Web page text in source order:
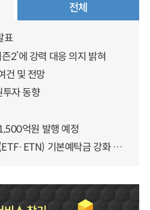
전체
표
2’에 강력 대응 의지 밝혀
건 및 전망
자 동향
억원 발행 예정
단일종목 레버리지 상품(ETF·ETN) 기본예탁금 강화 조기시행 방안 안내